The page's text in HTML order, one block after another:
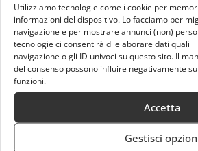
Utilizziamo tecnologie come i cookie per
informazioni del dispositivo. Lo facciamo per
navigazione e per mostrare annunci (non)
tecnologie ci consentirà di elaborare dati quali
navigazione o gli ID univoci su questo sito. Il
del consenso possono influire negativamente
funzioni.
Accetta
Gestisci